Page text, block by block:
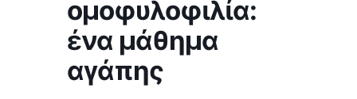
ομοφυλοφιλία:
ένα μάθημα
αγάπης